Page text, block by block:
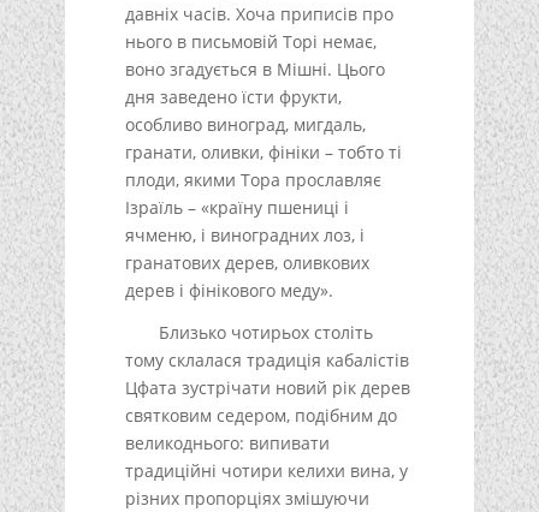
давніх часів. Хоча приписів про
нього в письмовій Торі немає,
воно згадується в Мішні. Цього
дня заведено їсти фрукти,
особливо виноград, мигдаль,
гранати, оливки, фініки – тобто ті
плоди, якими Тора прославляє
Ізраїль – «країну пшениці і
ячменю, і виноградних лоз, і
гранатових дерев, оливкових
дерев і фінікового меду».
Близько чотирьох століть
тому склалася традиція кабалістів
Цфата зустрічати новий рік дерев
святковим седером, подібним до
великоднього: випивати
традиційні чотири келихи вина, у
різних пропорціях змішуючи